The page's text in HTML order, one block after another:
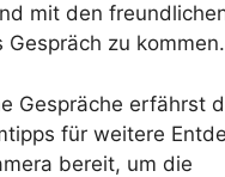
mit den
Gespräch zu kommen.
Gespräche erfährst
für weitere
bereit, um die